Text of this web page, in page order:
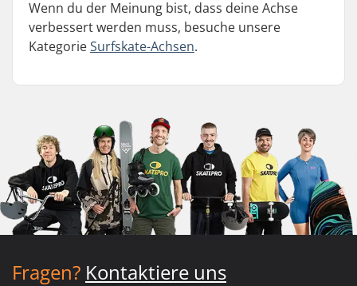
Wenn du der Meinung bist, dass deine Achse
verbessert werden muss, besuche unsere
KategorieSurfskate-Achsen.
Fragen? Kontaktiere uns